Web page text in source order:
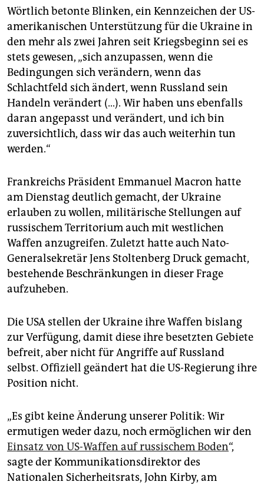
Wörtlich betonte Blinken, ein Kennzeichen der US-
amerikanischen Unterstützung für die Ukraine in
den mehr als zwei Jahren seit Kriegsbeginn sei es
stets gewesen, „sich anzupassen, wenn die
Bedingungen sich verändern, wenn das
Schlachtfeld sich ändert, wenn Russland sein
Handeln verändert (…). Wir haben uns ebenfalls
daran angepasst und verändert, und ich bin
zuversichtlich, dass wir das auch weiterhin tun
werden.“
Frankreichs Präsident Emmanuel Macron hatte
am Dienstag deutlich gemacht, der Ukraine
erlauben zu wollen, militärische Stellungen auf
russischem Territorium auch mit westlichen
Waffen anzugreifen. Zuletzt hatte auch Nato-
Generalsekretär Jens Stoltenberg Druck gemacht,
bestehende Beschränkungen in dieser Frage
aufzuheben.
Die USA stellen der Ukraine ihre Waffen bislang
zur Verfügung, damit diese ihre besetzten Gebiete
befreit, aber nicht für Angriffe auf Russland
selbst. Offiziell geändert hat die US-Regierung ihre
Position nicht.
„Es gibt keine Änderung unserer Politik: Wir
ermutigen weder dazu, noch ermöglichen wir den
Einsatz von US-Waffen auf russischem Boden“,
sagte der Kommunikationsdirektor des
Nationalen Sicherheitsrats, John Kirby, am